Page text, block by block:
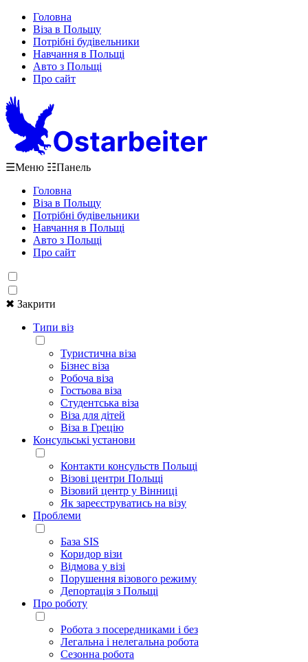
Головна
Віза в Польщу
Потрібні будівельники
Навчання в Польщі
Авто з Польщі
Про сайт
☰Меню ☷Панель
Головна
Віза в Польщу
Потрібні будівельники
Навчання в Польщі
Авто з Польщі
Про сайт
✖ Закрити
Типи віз
Туристична віза
Бізнес віза
Робоча віза
Гостьова віза
Студентська віза
Віза для дітей
Віза в Грецію
Консульські установи
Контакти консульств Польщі
Візові центри Польщі
Візовий центр у Вінниці
Як зареєструватись на візу
Проблеми
База SIS
Коридор візи
Відмова у візі
Порушення візового режиму
Депортація з Польщі
Про роботу
Робота з посередниками і без
Легальна і нелегальна робота
Сезонна робота